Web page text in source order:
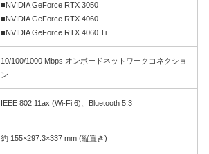
■NVIDIA GeForce RTX 3050
■NVIDIA GeForce RTX 4060
■NVIDIA GeForce RTX 4060 Ti
10/100/1000 Mbps オンボードネットワークコネクショ
ン
IEEE 802.11ax (Wi-Fi 6)、Bluetooth 5.3
約 155×297.3×337 mm (縦置き)